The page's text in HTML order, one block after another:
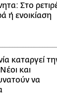
Στο
ή ενοικίαση
καταργεί
και
να